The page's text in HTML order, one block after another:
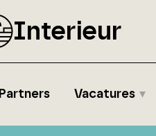
Interieur
Partners Vacatures